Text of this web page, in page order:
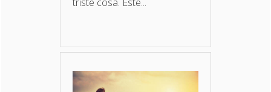
triste cosa. Este...